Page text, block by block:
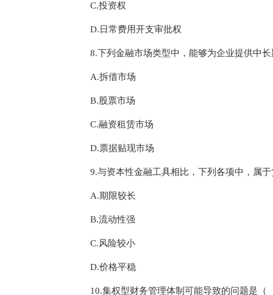
C.投资权
D.日常费用开支审批权
8.下列金融市场类型中，能够为企业提供
A.拆借市场
B.股票市场
C.融资租赁市场
D.票据贴现市场
9.与资本性金融工具相比，下列各项中，
A.期限较长
B.流动性强
C.风险较小
D.价格平稳
10.集权型财务管理体制可能导致的问题